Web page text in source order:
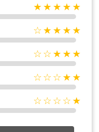
★★★★★
★★★★☆
★★★☆☆
★★☆☆☆
★☆☆☆☆